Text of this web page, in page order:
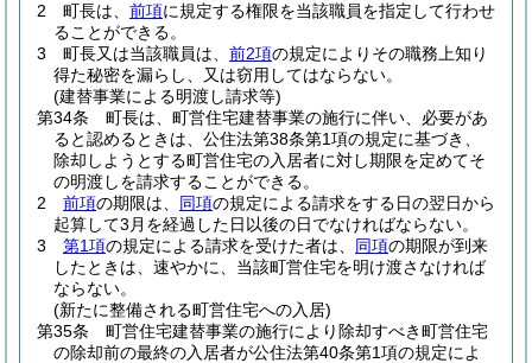
2
町長は、 前項に規定する権限を当該職員を指定して行わせ
ることができる。
3
町長又は当該職員は、 前2項の規定によりその職務上知り
得た秘密を漏らし、又は窃用してはならない。
(建替事業による明渡し請求等)
第34条
町長は、町営住宅建替事業の施行に伴い、必要があ
ると認めるときは、公住法第38条第1項の規定に基づき、
除却しようとする町営住宅の入居者に対し期限を定めてそ
の明渡しを請求することができる。
2
前項の期限は、 同項の規定による請求をする日の翌日から
起算して3月を経過した日以後の日でなければならない。
3
第1項の規定による請求を受けた者は、 同項の期限が到来
したときは、速やかに、当該町営住宅を明け渡さなければ
ならない。
(新たに整備される町営住宅への入居)
第35条
町営住宅建替事業の施行により除却すべき町営住宅
の除却前の最終の入居者が公住法第40条第1項の規定によ